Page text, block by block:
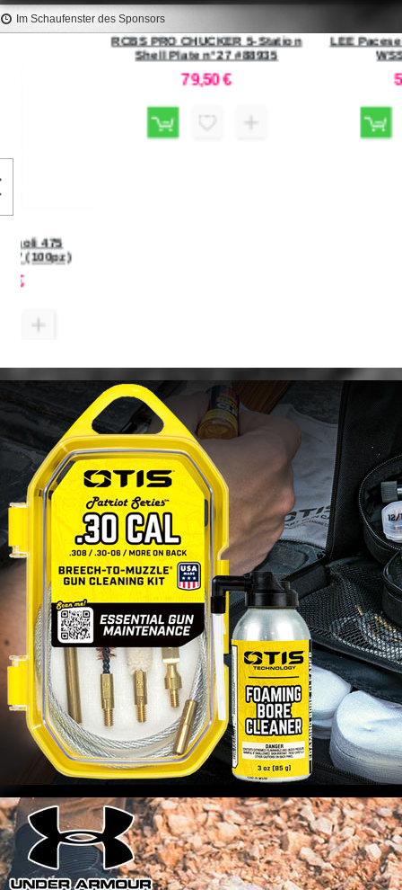
Im Schaufenster des Sponsors
RCBS PRO CHUCKER 5-Station
Shell Plate n°27 #88935